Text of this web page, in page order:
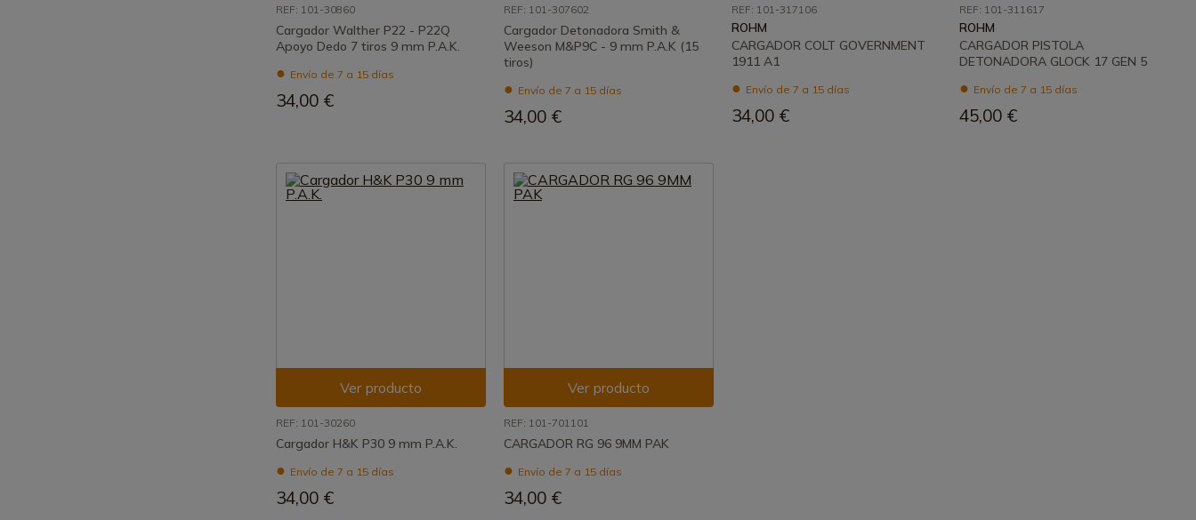
REF: 101-30860
Cargador Walther P22 - P22Q
Apoyo Dedo 7 tiros 9 mm P.A.K.
Envío de 7 a 15 días
34,00 €
REF: 101-307602
Cargador Detonadora Smith &
Weeson M&P9C - 9 mm P.A.K (15
tiros)
Envío de 7 a 15 días
34,00 €
REF: 101-317106
ROHM
CARGADOR COLT GOVERNMENT
1911 A1
Envío de 7 a 15 días
34,00 €
REF: 101-311617
ROHM
CARGADOR PISTOLA
DETONADORA GLOCK 17 GEN 5
Envío de 7 a 15 días
45,00 €
Ver producto
REF: 101-30260
Cargador H&K P30 9 mm P.A.K.
Envío de 7 a 15 días
34,00 €
Ver producto
REF: 101-701101
CARGADOR RG 96 9MM PAK
Envío de 7 a 15 días
34,00 €